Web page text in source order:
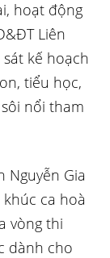
hoạt động
Liên
kế hoạch
tiểu học,
nổi tham
Nguyễn Gia
khúc ca hoà
vòng thi
dành cho